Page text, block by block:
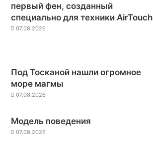
первый фен, созданный
специально для техники AirTouch
07.08.2026
Под Тосканой нашли огромное
море магмы
07.08.2026
Модель поведения
07.08.2026